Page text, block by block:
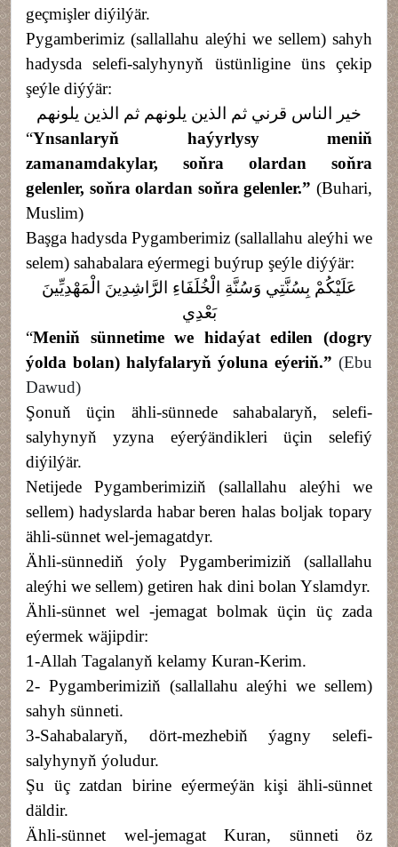
geçmişler diýilýär.
Pygamberimiz (sallallahu aleýhi we sellem) sahyh
hadysda selefi-salyhynyň üstünligine üns çekip
şeýle diýýär:
خير الناس قرني ثم الذين يلونهم ثم الذين يلونهم
“Ynsanlaryň haýyrlysy meniň
zamanamdakylar, soňra olardan soňra
gelenler, soňra olardan soňra gelenler.”(Buhari,
Muslim)
Başga hadysda Pygamberimiz (sallallahu aleýhi we
selem) sahabalara eýermegi buýrup şeýle diýýär:
عَلَيْكُمْ بِسُنَّتِي وَسُنَّةِ الْخُلَفَاءِ الرَّاشِدِينَ الْمَهْدِيِّينَ
بَعْدِي
“Meniň sünnetime we hidaýat edilen (dogry
ýolda bolan) halyfalaryň ýoluna eýeriň.” (Ebu
Dawud)
Şonuň üçin ähli-sünnede sahabalaryň, selefi-
salyhynyň yzyna eýerýändikleri üçin selefiý
diýilýär.
Netijede Pygamberimiziň (sallallahu aleýhi we
sellem) hadyslarda habar beren halas boljak topary
ähli-sünnet wel-jemagatdyr.
Ähli-sünnediň ýoly Pygamberimiziň (sallallahu
aleýhi we sellem) getiren hak dini bolan Yslamdyr.
Ähli-sünnet wel -jemagat bolmak üçin üç zada
eýermek wäjipdir:
1-Allah Tagalanyň kelamy Kuran-Kerim.
2- Pygamberimiziň (sallallahu aleýhi we sellem)
sahyh sünneti.
3-Sahabalaryň, dört-mezhebiň ýagny selefi-
salyhynyň ýoludur.
Şu üç zatdan birine eýermeýän kişi ähli-sünnet
däldir.
Ähli-sünnet wel-jemagat Kuran, sünneti öz